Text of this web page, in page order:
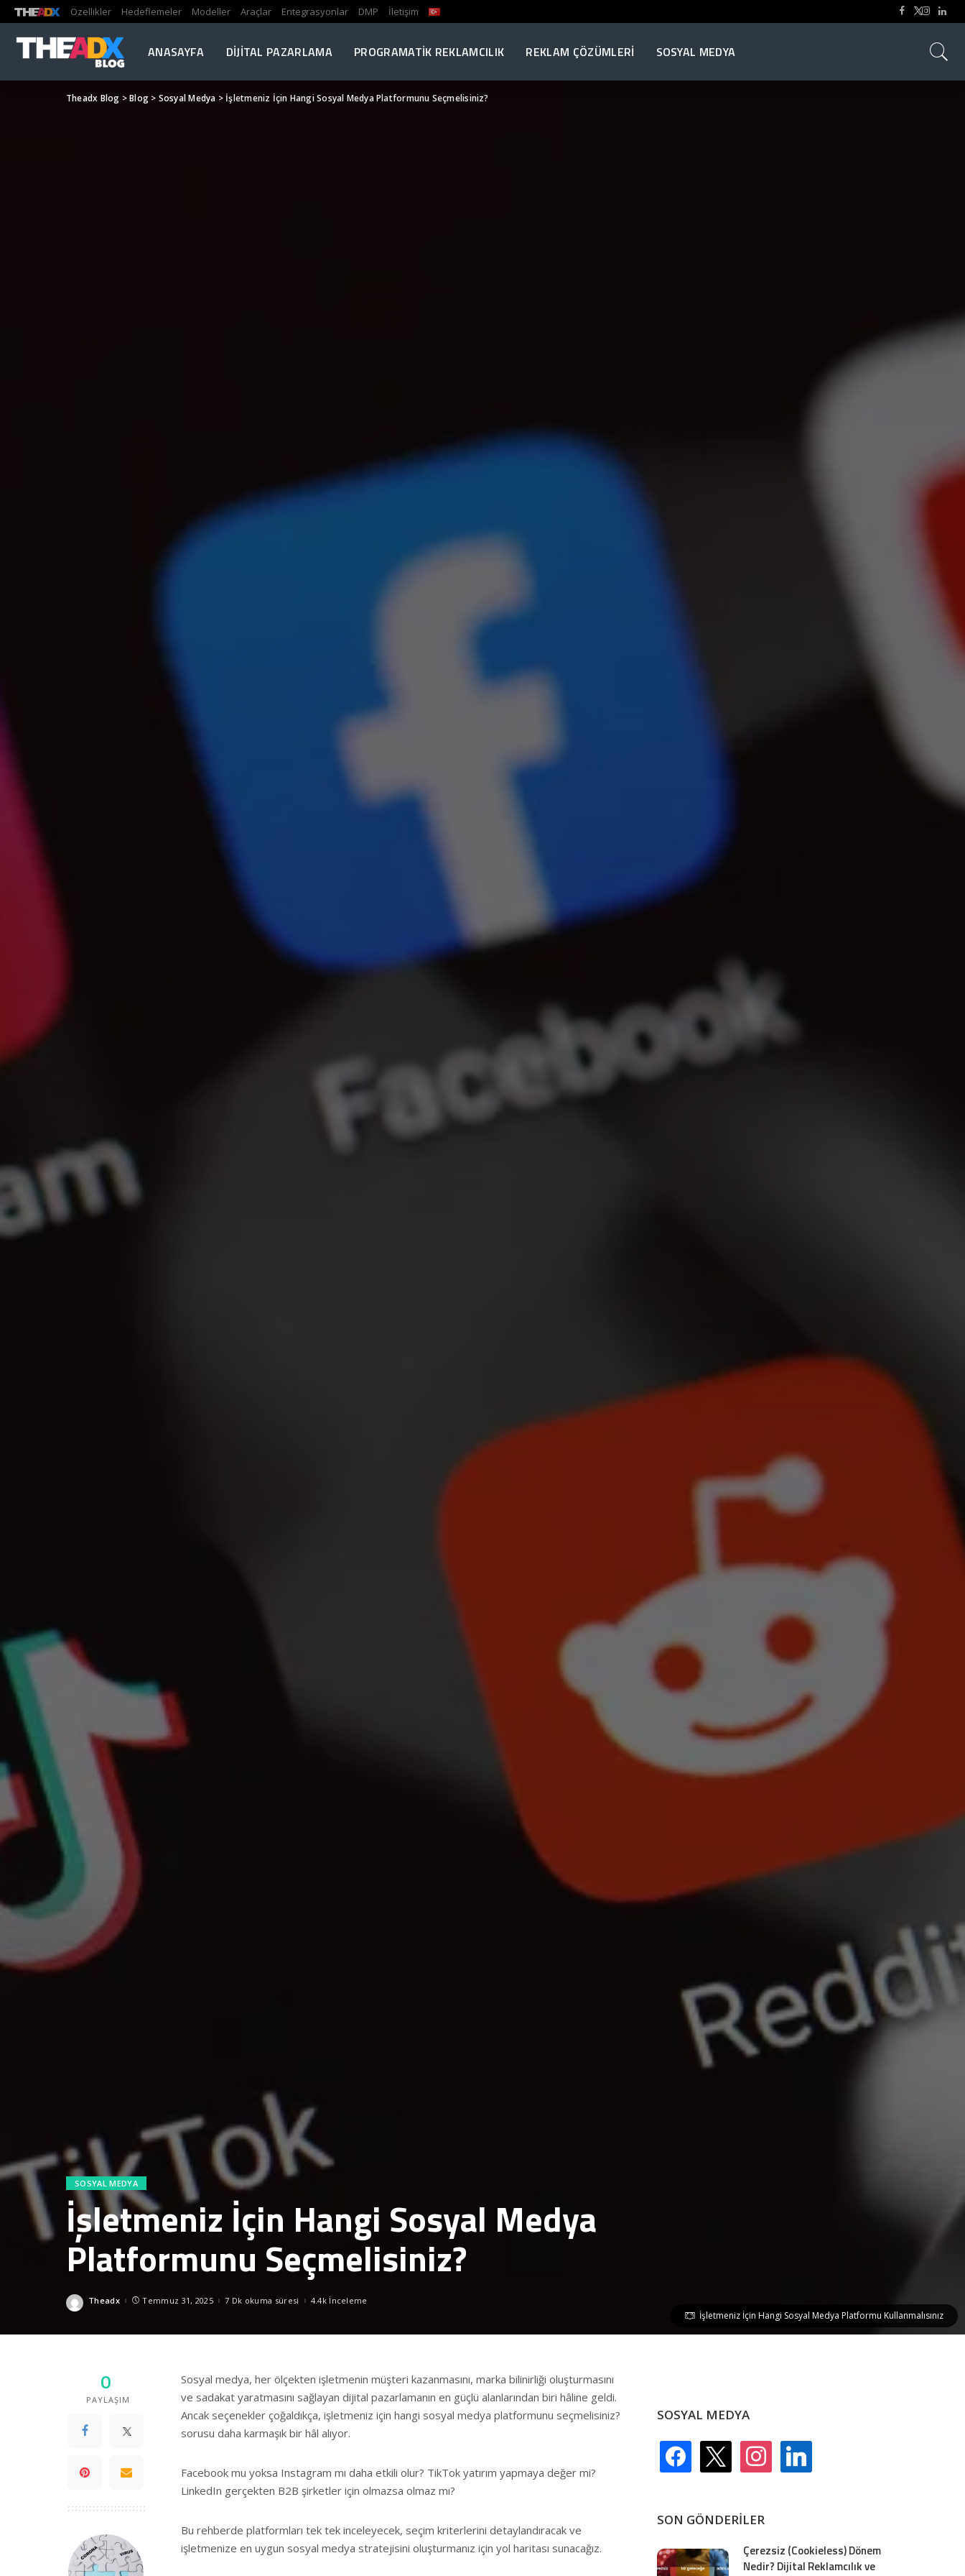
Özellikler Hedeflemeler Modeller Araçlar Entegrasyonlar DMP İletişim
ANASAYFA DIJITAL PAZARLAMA PROGRAMATIK REKLAMCILIK REKLAM ÇÖZÜMLERI SOSYAL MEDYA
İşletmeniz İçin Hangi Sosyal Medya Platformu Kullanmalısınız
Theadx Blog >Blog > Sosyal Medya > İşletmeniz İçin Hangi Sosyal Medya Platformunu Seçmelisiniz?
SOSYAL MEDYA
İşletmeniz İçin Hangi Sosyal Medya
Platformunu Seçmelisiniz?
Posted
Theadx Temmuz 31, 2025 7 Dk okuma süresi 4.4k İnceleme
0
PAYLAŞIM
Sosyal medya, her ölçekten işletmenin müşteri kazanmasını, marka bilinirliği oluşturmasını
ve sadakat yaratmasını sağlayan dijital pazarlamanın en güçlü alanlarından biri hâline geldi.
Ancak seçenekler çoğaldıkça, işletmeniz için hangi sosyal medya platformunu seçmelisiniz?
sorusu daha karmaşık bir hâl alıyor.
Facebook mu yoksa Instagram mı daha etkili olur? TikTok yatırım yapmaya değer mi?
LinkedIn gerçekten B2B şirketler için olmazsa olmaz mı?
Bu rehberde platformları tek tek inceleyecek, seçim kriterlerini detaylandıracak ve
işletmenize en uygun sosyal medya stratejisini oluşturmanız için yol haritası sunacağız.
SOSYAL MEDYA
facebook instagramlinkedin
SON GÖNDERILER
Çerezsiz (Cookieless) Dönem
Nedir? Dijital Reklamcılık ve